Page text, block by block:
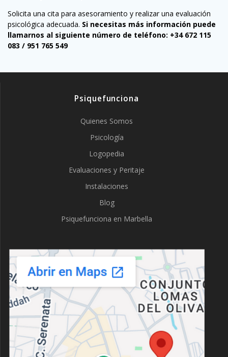
Solicita una cita para asesoramiento y realizar una evaluación
psicológica adecuada. Si necesitas más información puede
llamarnos al siguiente número de teléfono: +34 672 115
083 / 951 765 549
Psiquefunciona
Quienes Somos
Psicología
Logopedia
Evaluaciones y Peritaje
Instalaciones
Blog
Psiquefunciona en Marbella